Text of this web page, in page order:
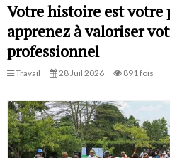
Votre histoire est votre
apprenez à valoriser
professionnel
Travail 28 Juil 2026 891 fois